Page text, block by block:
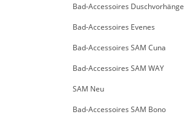
Bad-Accessoires Duschvorhänge
Bad-Accessoires Evenes
Bad-Accessoires SAM Cuna
Bad-Accessoires SAM WAY
SAM Neu
Bad-Accessoires SAM Bono